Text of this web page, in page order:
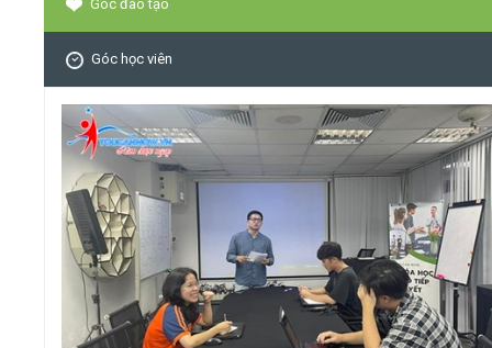
Góc đào tạo
Góc học viên